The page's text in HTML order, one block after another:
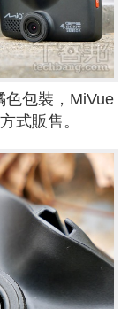
包裝， MiVue
式販售。